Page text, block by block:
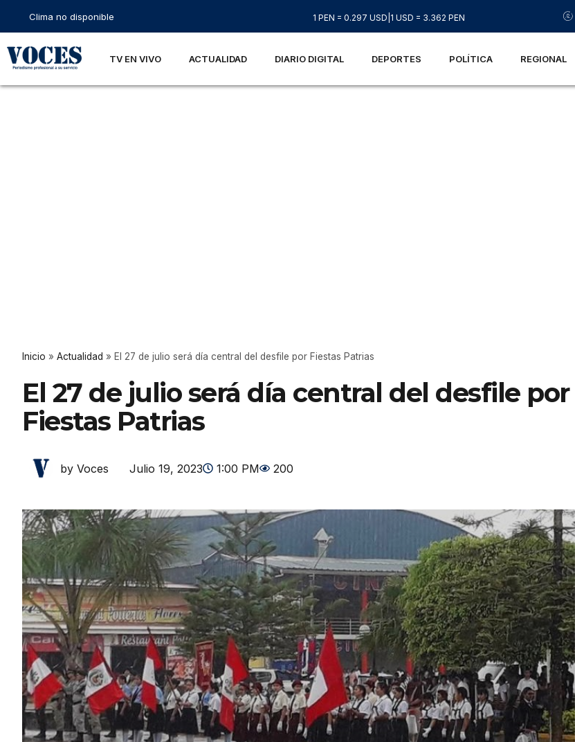
Clima no disponible 1 PEN = 0.297 USD 1 USD = 3.362 PEN
TV EN VIVO ACTUALIDAD DIARIO DIGITAL DEPORTES POLÍTICA REGIONAL
Inicio » Actualidad » El 27 de julio será día central del desfile por Fiestas Patrias
El 27 de julio será día central del desfile por
Fiestas Patrias
by Voces Julio 19, 2023 1:00 PM 200